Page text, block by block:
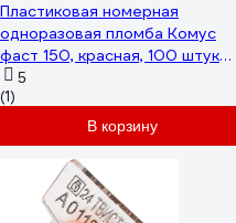
Пластиковая номерная
одноразовая пломба Комус
фаст 150, красная, 100 штук
1747324
5
(1)
В корзину